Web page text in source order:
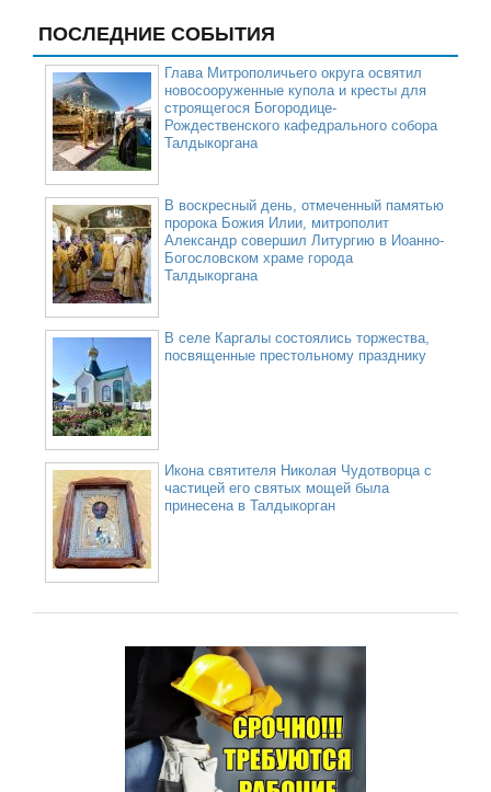
ПОСЛЕДНИЕ СОБЫТИЯ
Глава Митрополичьего округа освятил
новосооруженные купола и кресты для
строящегося Богородице-
Рождественского кафедрального собора
Талдыкоргана
В воскресный день, отмеченный памятью
пророка Божия Илии, митрополит
Александр совершил Литургию в Иоанно-
Богословском храме города
Талдыкоргана
В селе Каргалы состоялись торжества,
посвященные престольному празднику
Икона святителя Николая Чудотворца с
частицей его святых мощей была
принесена в Талдыкорган